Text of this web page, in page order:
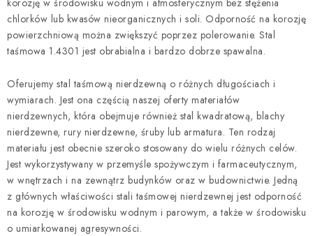
k
i
l
s
t
y
korozję w środowisku wodnym i atmosferycznym bez stężenia
chlorków lub kwasów nieorganicznych i soli. Odporność na korozję
powierzchniową można zwiększyć poprzez polerowanie. Stal
taśmowa 1.4301 jest obrabialna i bardzo dobrze spawalna.
Oferujemy stal taśmową nierdzewną o różnych długościach i
wymiarach. Jest ona częścią naszej oferty materiałów
nierdzewnych, która obejmuje również stal kwadratową, blachy
nierdzewne, rury nierdzewne, śruby lub armatura. Ten rodzaj
materiału jest obecnie szeroko stosowany do wielu różnych celów.
Jest wykorzystywany w przemyśle spożywczym i farmaceutycznym,
w wnętrzach i na zewnątrz budynków oraz w budownictwie. Jedną
z głównych właściwości stali taśmowej nierdzewnej jest odporność
na korozję w środowisku wodnym i parowym, a także w środowisku
o umiarkowanej agresywności.